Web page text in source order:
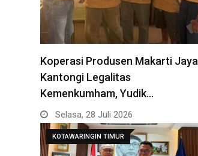
Koperasi Produsen Makarti Jaya
Kantongi Legalitas
Kemenkumham, Yudik…
Selasa, 28 Juli 2026
KOTAWARINGIN TIMUR